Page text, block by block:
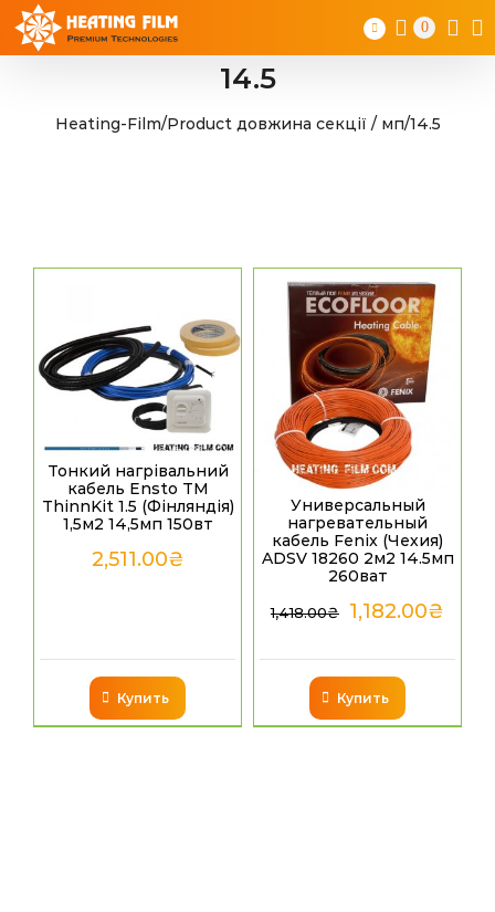
Skip
0
14.5
Heating-Film/Product довжина секції / мп/14.5
Тонкий нагрівальний
кабель Ensto TM
ThinnKit 1.5 (Фінляндія)
1,5м2 14,5мп 150вт
2,511.00₴
Купить
Универсальный
нагревательный
кабель Fenix (Чехия)
ADSV 18260 2м2 14.5мп
260ват
1,418.00₴ 1,182.00₴
Купить